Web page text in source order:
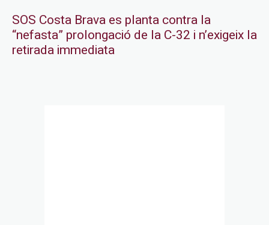
SOS Costa Brava es planta contra la
“nefasta” prolongació de la C-32 i n’exigeix la
retirada immediata